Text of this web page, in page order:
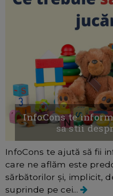
InfoCons te
sa stii
InfoCons te ajută să fii
care ne aflăm este
sărbătorilor și, implicit,
suprinde pe cei...